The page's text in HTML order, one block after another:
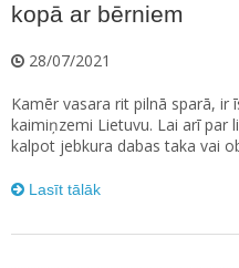
kopā ar bērniem
28/07/2021
Kamēr vasara rit pilnā sparā, ir
kaimiņzemi Lietuvu. Lai arī par
kalpot jebkura dabas taka vai
Lasīt tālāk